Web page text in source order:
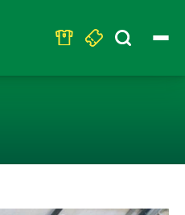
Search
for: